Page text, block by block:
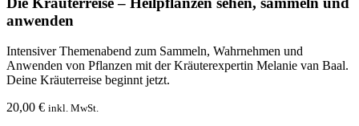
anwenden
Intensiver Themenabend zum Sammeln, Wahrnehmen und
Anwenden von Pflanzen mit der Kräuterexpertin Melanie van Baal.
Deine Kräuterreise beginnt jetzt.
20,00 € inkl. MwSt.